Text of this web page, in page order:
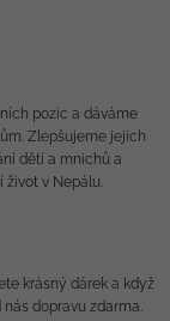
pozic a dáváme
Zlepšujeme jejich
dětí a mnichů a
život v Nepálu.
krásný dárek a když
dopravu zdarma.